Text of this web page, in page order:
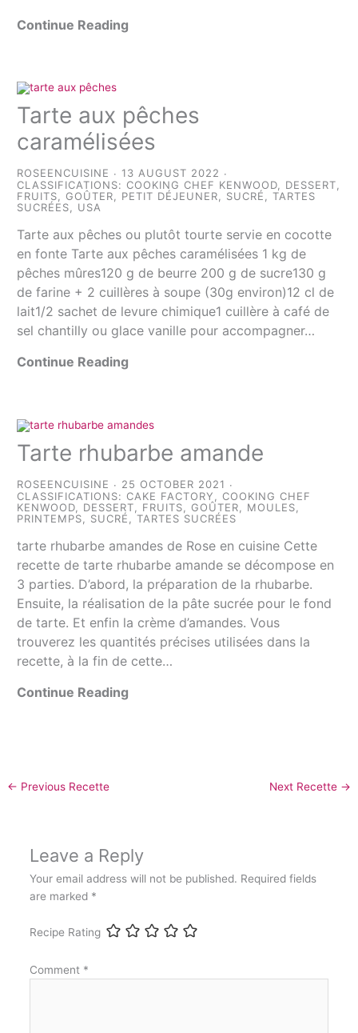
Continue Reading
Tarte aux pêches
caramélisées
ROSEENCUISINE
13 AUGUST 2022
CLASSIFICATIONS:COOKING CHEF KENWOOD, DESSERT,
FRUITS,GOÛTER, PETIT DÉJEUNER, SUCRÉ,TARTES
SUCRÉES, USA
Tarte aux pêches ou plutôt tourte servie en cocotte
en fonte Tarte aux pêches caramélisées 1 kg de
pêches mûres120 g de beurre 200 g de sucre130 g
de farine + 2 cuillères à soupe (30g environ)12 cl de
lait1/2 sachet de levure chimique1 cuillère à café de
sel chantilly ou glace vanille pour accompagner…
Continue Reading
Tarte rhubarbe amande
ROSEENCUISINE
25 OCTOBER 2021
CLASSIFICATIONS:CAKE FACTORY ,COOKING CHEF
KENWOOD
DESSERT FRUITS ,GOÛTER MOULES
PRINTEMPS
SUCRÉ ,TARTES SUCRÉES
tarte rhubarbe amandes de Rose en cuisine Cette
recette de tarte rhubarbe amande se décompose en
3 parties. D’abord, la préparation de la rhubarbe.
Ensuite, la réalisation de la pâte sucrée pour le fond
de tarte. Et enfin la crème d’amandes. Vous
trouverez les quantités précises utilisées dans la
recette, à la fin de cette…
Continue Reading
← Previous Recette Next Recette →
Leave a Reply
Your email address will not be published. Required fields
are marked *
Recipe Rating
Comment *